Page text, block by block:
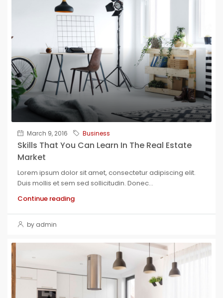
March 9, 2016 Business
Skills That You Can Learn In The Real Estate
Market
Lorem ipsum dolor sit amet, consectetur adipiscing elit.
Duis mollis et sem sed sollicitudin. Donec...
Continue reading
by admin